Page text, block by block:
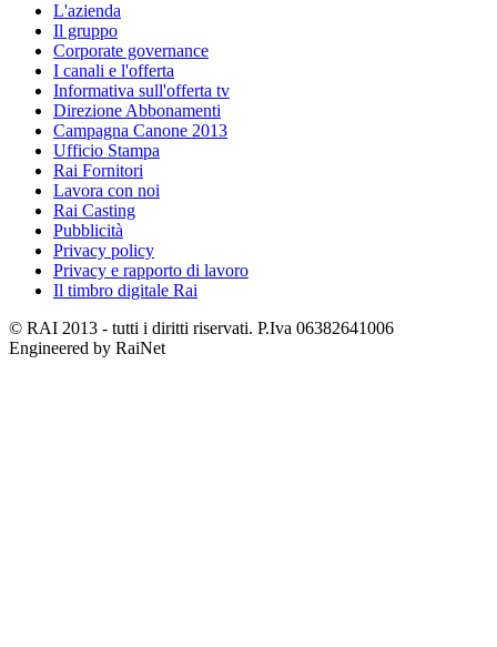
L'azienda
Il gruppo
Corporate governance
I canali e l'offerta
Informativa sull'offerta tv
Direzione Abbonamenti
Campagna Canone 2013
Ufficio Stampa
Rai Fornitori
Lavora con noi
Rai Casting
Pubblicità
Privacy policy
Privacy e rapporto di lavoro
Il timbro digitale Rai
© RAI 2013 - tutti i diritti riservati. P.Iva 06382641006
Engineered by RaiNet